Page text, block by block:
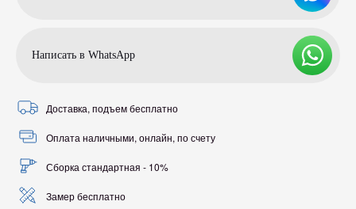
Написать в WhatsApp
Доставка, подъем бесплатно
Оплата наличными, онлайн, по счету
Сборка стандартная - 10%
Замер бесплатно